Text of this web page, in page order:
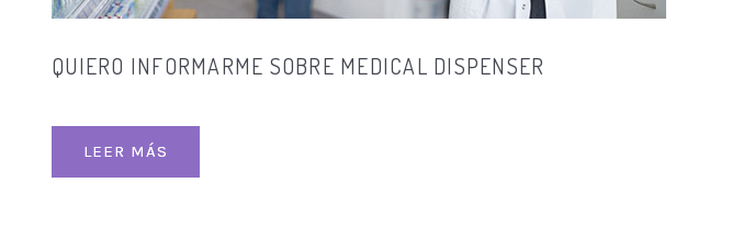
QUIERO INFORMARME SOBRE MEDICAL DISPENSER
LEER MÁS